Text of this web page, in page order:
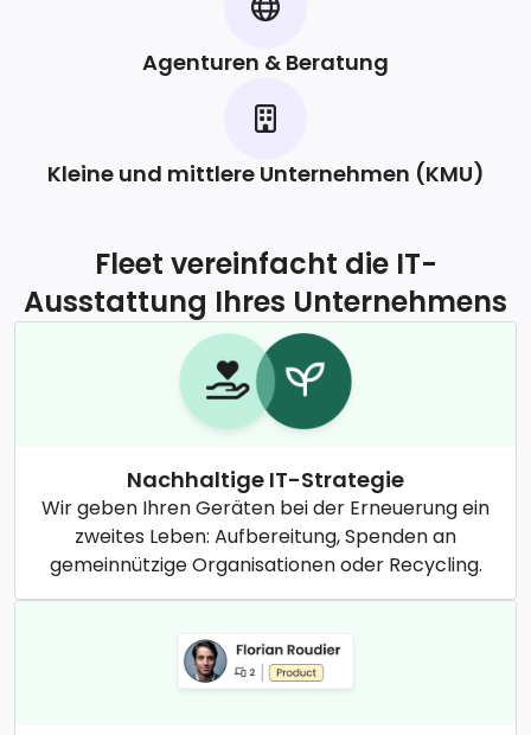
Agenturen & Beratung
Kleine und mittlere Unternehmen (KMU)
Fleet vereinfacht die IT-
Ausstattung Ihres Unternehmens
Nachhaltige IT-Strategie
Wir geben Ihren Geräten bei der Erneuerung ein
zweites Leben: Aufbereitung, Spenden an
gemeinnützige Organisationen oder Recycling.